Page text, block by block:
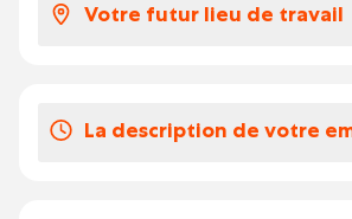
Un salaire selon la CP145 à
20 jours de congés légaux.
Votre futur lieu de travail
entretien.
La description de votre